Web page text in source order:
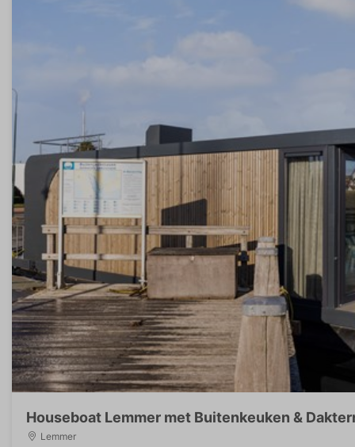
Houseboat Lemmer met Buitenkeuken &
Lemmer